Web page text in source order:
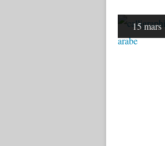
15 mars